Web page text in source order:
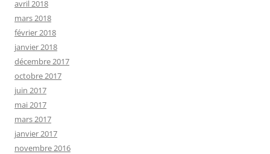
avril 2018
mars 2018
février 2018
janvier 2018
décembre 2017
octobre 2017
juin 2017
mai 2017
mars 2017
janvier 2017
novembre 2016